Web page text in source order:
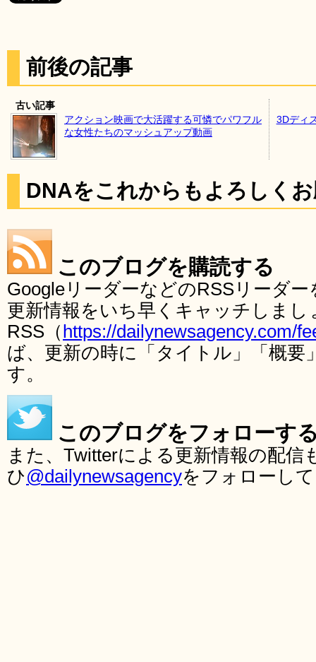
前後の記事
古い記事
アクション映画で大活躍する可憐でパワフル
な女性たちのマッシュアップ動画
3Dディ
DNAをこれからもよろしく
このブログを購読する
GoogleリーダーなどのRSSリーダ
更新情報をいち早くキャッチしま
RSS（ https://dailynewsagency.com/
ば、更新の時に「タイトル」「概要
す。
このブログをフォローす
また、Twitterによる更新情報の配
ひ@dailynewsagencyをフォローし